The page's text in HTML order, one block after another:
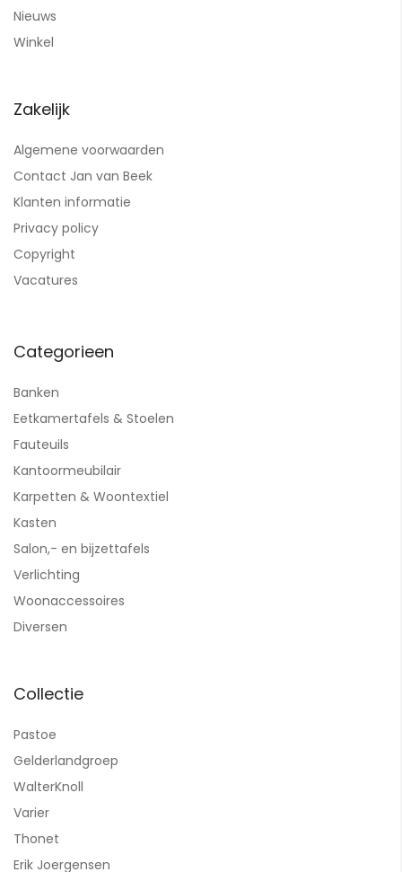
Nieuws
Winkel
Zakelijk
Algemene voorwaarden
Contact Jan van Beek
Klanten informatie
Privacy policy
Copyright
Vacatures
Categorieen
Banken
Eetkamertafels & Stoelen
Fauteuils
Kantoormeubilair
Karpetten & Woontextiel
Kasten
Salon,- en bijzettafels
Verlichting
Woonaccessoires
Diversen
Collectie
Pastoe
Gelderlandgroep
WalterKnoll
Varier
Thonet
Erik Joergensen